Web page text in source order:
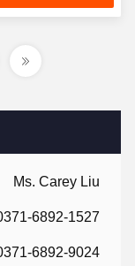
Ms. Carey Liu
6892-1527
6892-9024